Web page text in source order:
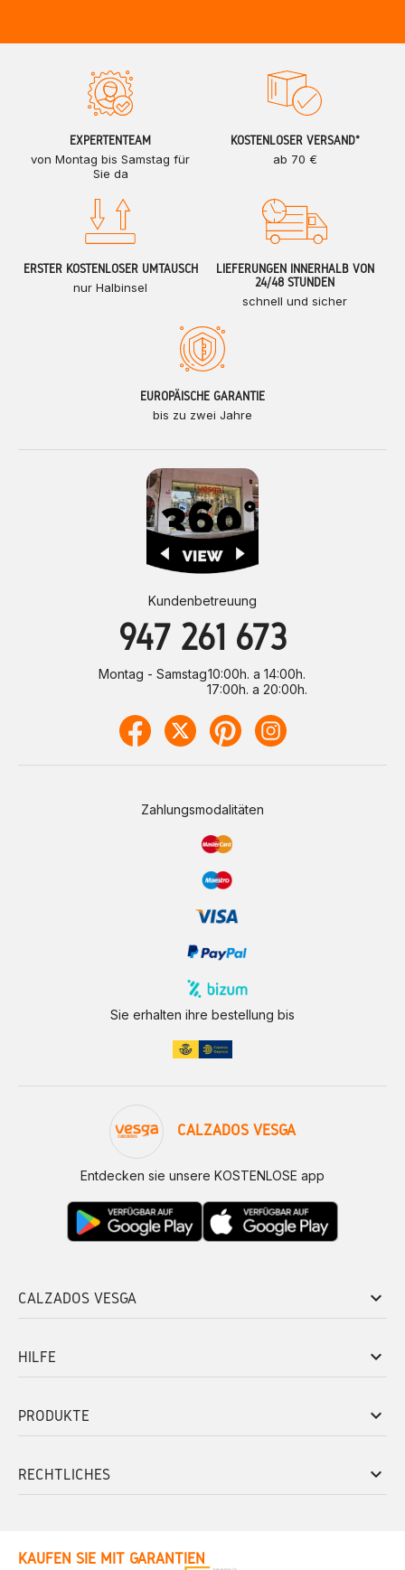
EXPERTENTEAM
von Montag bis Samstag für
Sie da
KOSTENLOSER VERSAND*
ab 70 €
ERSTER KOSTENLOSER UMTAUSCH
nur Halbinsel
LIEFERUNGEN INNERHALB VON
24/48 STUNDEN
schnell und sicher
EUROPÄISCHE GARANTIE
bis zu zwei Jahre
Kundenbetreuung
947 261 673
Montag - Samstag10:00h. a 14:00h.
17:00h. a 20:00h.
Zahlungsmodalitäten
Sie erhalten ihre bestellung bis
CALZADOS VESGA
Entdecken sie unsere KOSTENLOSE app
CALZADOS VESGA keyboard_arrow_down
HILFE keyboard_arrow_down
PRODUKTE keyboard_arrow_down
RECHTLICHES keyboard_arrow_down
KAUFEN SIE MIT GARANTIEN